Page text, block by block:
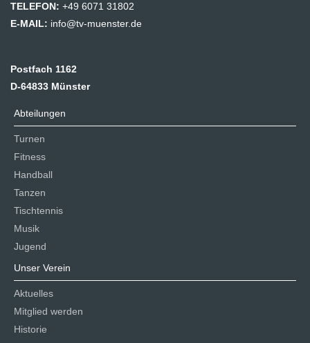
TELEFON: +49 6071 31802
E-MAIL: info@tv-muenster.de
Postfach 1162
D-64833 Münster
Abteilungen
Turnen
Fitness
Handball
Tanzen
Tischtennis
Musik
Jugend
Unser Verein
Aktuelles
Mitglied werden
Historie